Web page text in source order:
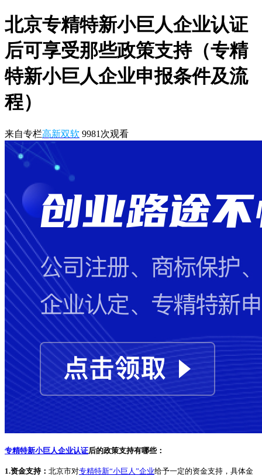
北京专精特新小巨人企业认证
后可享受那些政策支持（专精
特新小巨人企业申报条件及流
程）
来自专栏高新双软 9981 次观看
专精特新小巨人企业认证后的政策支持有哪些：
1.资金支持： 北京市对专精特新“小巨人”企业给予一定的资金支持，具体金